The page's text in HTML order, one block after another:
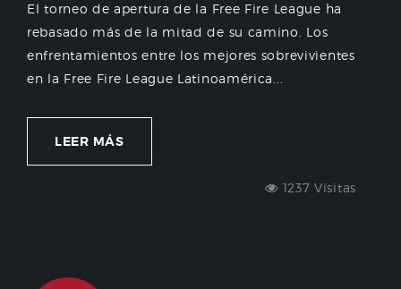
El torneo de apertura de la Free Fire League ha
rebasado más de la mitad de su camino. Los
enfrentamientos entre los mejores sobrevivientes
en la Free Fire League Latinoamérica...
LEER MÁS
1237 Visitas